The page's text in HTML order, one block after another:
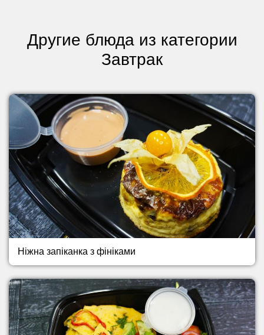
Другие блюда из категории
Завтрак
Ніжна запіканка з фініками